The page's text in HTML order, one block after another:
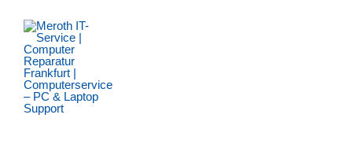
Inhalt
springen